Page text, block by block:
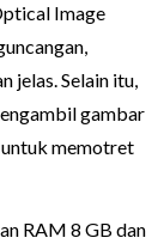
Image
jelas. Selain itu,
gambar
untuk memotret
RAM 8 GB dan